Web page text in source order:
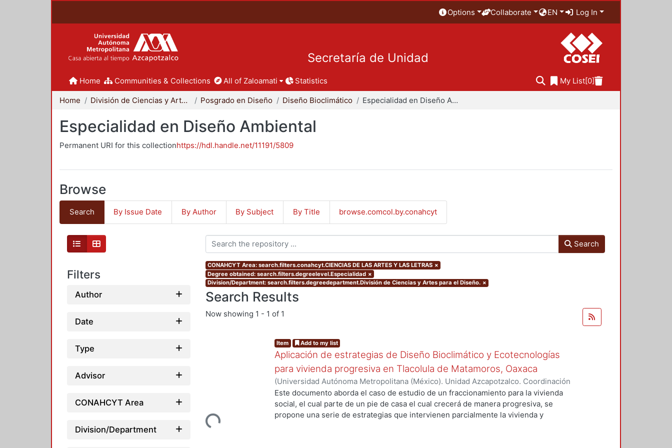
Options Collaborate EN Log In
Secretaría de Unidad
Home Communities & Collections All of Zaloamati Statistics My List[0]
Home División de Ciencias y Artes para el Diseño Posgrado en Diseño Diseño Bioclimático Especialidad en Diseño Ambiental
Especialidad en Diseño Ambiental
Permanent URI for this collectionhttps://hdl.handle.net/11191/5809
Browse
Search By Issue Date By Author By Subject By Title browse.comcol.by.conahcyt
Filters
Author
Date
Type
Advisor
CONAHCYT Area
Division/Department
Search
CONAHCYT Area: search.filters.conahcyt.CIENCIAS DE LAS ARTES Y LAS LETRAS ×
Degree obtained: search.filters.degreelevel.Especialidad ×
Division/Department: search.filters.degreedepartment.División de Ciencias y Artes para el Diseño. ×
Search Results
Now showing 1 - 1 of 1
Loading...
Item Add to my list
Aplicación de estrategias de Diseño Bioclimático y Ecotecnologías
para vivienda progresiva en Tlacolula de Matamoros, Oaxaca
(Universidad Autónoma Metropolitana (México). Unidad Azcapotzalco. Coordinación
de Servicios de Información.,2022-10)Ortega Moreno, Laura Michelle
Este documento aborda el caso de estudio de un fraccionamiento para la vivienda
social, el cual parte de un pie de casa el cual crecerá de manera progresiva, se
propone una serie de estrategias que intervienen parcialmente la vivienda y